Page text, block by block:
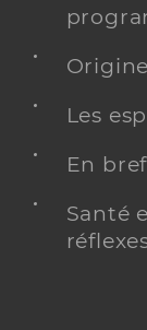
Les
En
Santé